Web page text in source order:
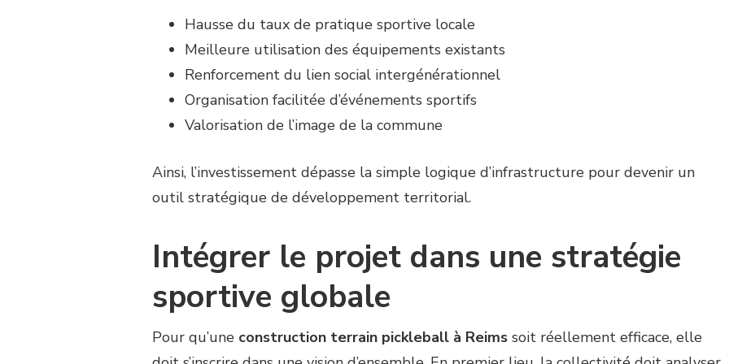
Hausse du taux de pratique sportive locale
Meilleure utilisation des équipements existants
Renforcement du lien social intergénérationnel
Organisation facilitée d’événements sportifs
Valorisation de l’image de la commune
Ainsi, l’investissement dépasse la simple logique d’infrastructure pour devenir un
outil stratégique de développement territorial.
Intégrer le projet dans une stratégie
sportive globale
Pour qu’une construction terrain pickleball à Reims soit réellement efficace, elle